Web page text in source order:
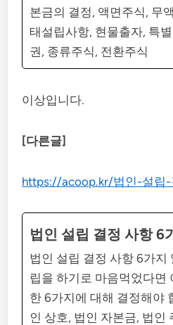
본금의 결정, 액면주식, 무
태설립사항, 현물출자, 특
권, 종류주식, 전환주식
이상입니다.
[다른글]
https://acoop.kr/법인-설립-
법인 설립 결정 사항 6
법인 설립 결정 사항 6가지
립을 하기로 마음먹었다면
한 6가지에 대해 결정해야
인 상호, 법인 자본금, 법인